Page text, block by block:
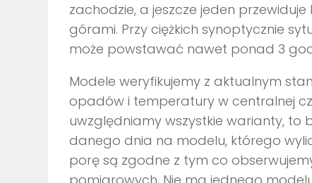
zachodzie, a jeszcze jeden
górami. Przy ciężkich synoptycznie
może powstawać nawet ponad 3
Modele weryfikujemy z aktualnym
opadów i temperatury w centralnej
uwzględniamy wszystkie warianty, to
danego dnia na modelu, którego
porę są zgodne z tym co